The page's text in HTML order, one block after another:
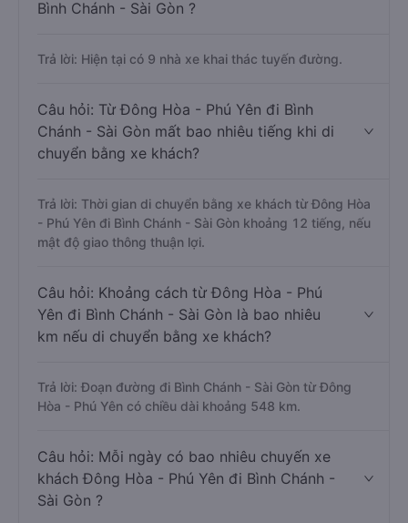
Bình Chánh - Sài Gòn ?
Trả lời: Hiện tại có 9 nhà xe khai thác tuyến đường.
Câu hỏi: Từ Đông Hòa - Phú Yên đi Bình
Chánh - Sài Gòn mất bao nhiêu tiếng khi di
chuyển bằng xe khách?
Trả lời: Thời gian di chuyển bằng xe khách từ Đông Hòa
- Phú Yên đi Bình Chánh - Sài Gòn khoảng 12 tiếng, nếu
mật độ giao thông thuận lợi.
Câu hỏi: Khoảng cách từ Đông Hòa - Phú
Yên đi Bình Chánh - Sài Gòn là bao nhiêu
km nếu di chuyển bằng xe khách?
Trả lời: Đoạn đường đi Bình Chánh - Sài Gòn từ Đông
Hòa - Phú Yên có chiều dài khoảng 548 km.
Câu hỏi: Mỗi ngày có bao nhiêu chuyến xe
khách Đông Hòa - Phú Yên đi Bình Chánh -
Sài Gòn ?